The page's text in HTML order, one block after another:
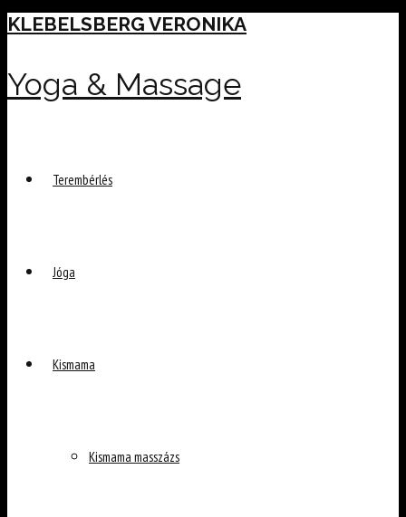
Skip
KLEBELSBERG VERONIKA
Yoga & Massage
Terembérlés
Jóga
Kismama
Kismama masszázs